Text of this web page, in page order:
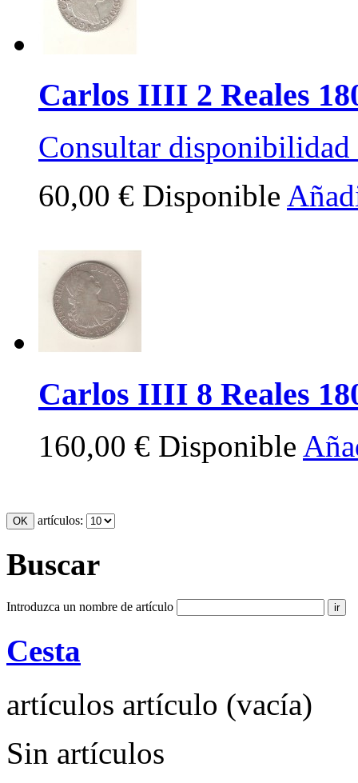
Carlos IIII 2 Reales
Consultar disponibilidad
60,00 € Disponible
Carlos IIII 8 Reales
160,00 € Disponible
artículos:
Buscar
Introduzca un nombre de artículo
Cesta
artículos artículo (vacía)
Sin artículos